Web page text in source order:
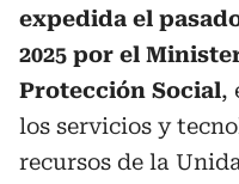
expedida el
2025 por el
Protección Social,
los servicios y
recursos de la